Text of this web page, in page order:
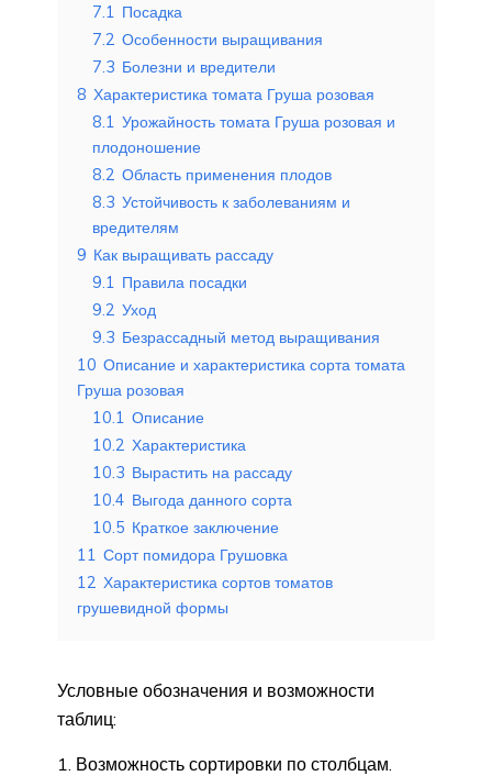
7.1 Посадка
7.2 Особенности выращивания
7.3 Болезни и вредители
8 Характеристика томата Груша розовая
8.1 Урожайность томата Груша розовая и
плодоношение
8.2 Область применения плодов
8.3 Устойчивость к заболеваниям и
вредителям
9 Как выращивать рассаду
9.1 Правила посадки
9.2 Уход
9.3 Безрассадный метод выращивания
10 Описание и характеристика сорта томата
Груша розовая
10.1 Описание
10.2 Характеристика
10.3 Вырастить на рассаду
10.4 Выгода данного сорта
10.5 Краткое заключение
11 Сорт помидора Грушовка
12 Характеристика сортов томатов
грушевидной формы
Условные обозначения и возможности
таблиц:
Возможность сортировки по столбцам.